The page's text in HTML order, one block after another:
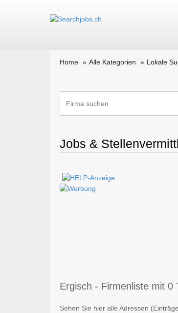
Home Alle Kategorien Lokale
Jobs &
Ergisch - Firmenliste mit 0
Sehen Sie hier alle Adressen